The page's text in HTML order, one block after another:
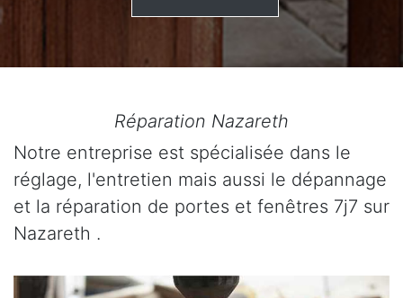
Réparation Nazareth
Notre entreprise est spécialisée dans le
réglage, l'entretien mais aussi le dépannage
et la réparation de portes et fenêtres 7j7 sur
Nazareth .